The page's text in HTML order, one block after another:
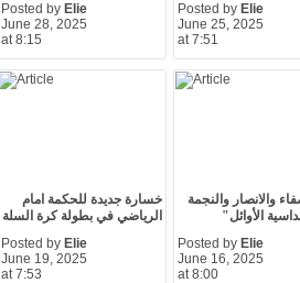
Posted by Elie
June 28, 2025
at 8:15
Posted by Elie
June 25, 2025
at 7:51
خسارة جديدة للحكمة امام
الرياضي في بطولة كرة السلة
Posted by Elie
June 19, 2025
at 7:53
والانصار والنجمة
الأوائل"
Posted by Elie
June 16, 2025
at 8:00